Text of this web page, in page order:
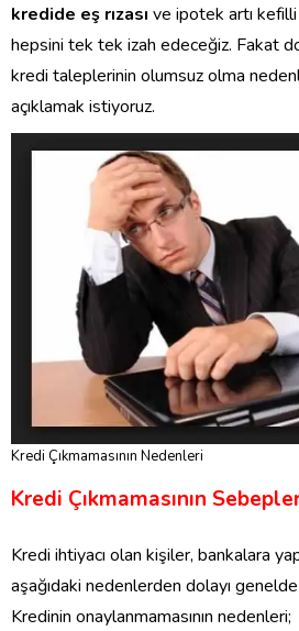
kredide eş rızası ve ipotek artı
hepsini tek tek izah edeceğiz. Fakat
kredi taleplerinin olumsuz olma
açıklamak istiyoruz.
Kredi Çıkmamasının Nedenleri
Kredi Çıkmamasının
Kredi ihtiyacı olan kişiler, bankalara
aşağıdaki nedenlerden dolayı genelde
Kredinin onaylanmamasının nedenleri;